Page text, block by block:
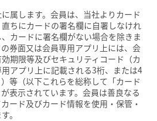
属します。会員は、当社よりカード
ちにカードの署名欄に自署しなけれ
カードに署名欄がない場合を除きま
券面又は会員専用アプリ上には、会
期限等及びセキュリティコード（カ
アプリ上に記載される3桁、または4
等（以下これらを総称して「カード
表示されています。会員は善良なる
ード及びカード情報を使用・保管・
。